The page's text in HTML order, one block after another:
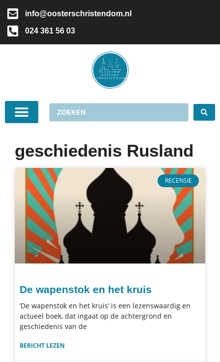
info@oosterschristendom.nl
024 361 56 03
geschiedenis Rusland
RECENSIE
De wapenstok en het kruis
‘De wapenstok en het kruis’ is een lezenswaardig en
actueel boek, dat ingaat op de achtergrond en
geschiedenis van de
BERICHT LEZEN